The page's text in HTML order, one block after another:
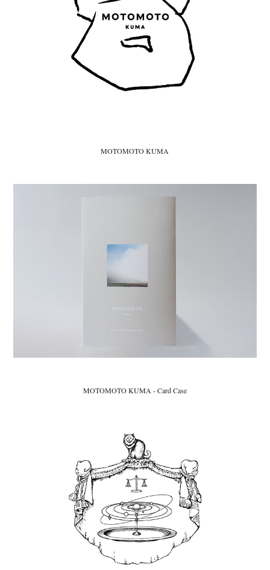
MOTOMOTO KUMA
MOTOMOTO KUMA - Card Case